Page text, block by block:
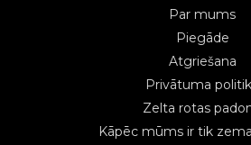
Par mums
Piegāde
Atgriešana
Privātuma
Zelta rotas
Kāpēc mūms ir tik